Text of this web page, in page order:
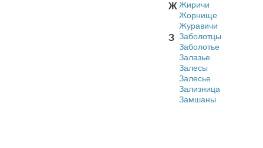
Ж Жиричи
Жорнище
Журавичи
З Заболотцы
Заболотье
Залазье
Залесы
Залесье
Зализница
Замшаны